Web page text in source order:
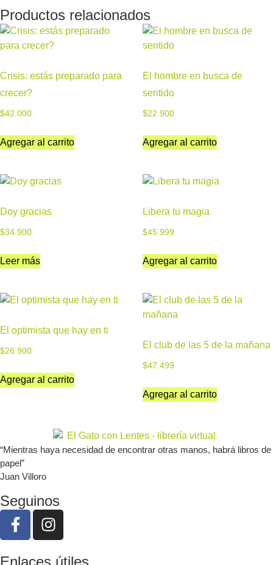
Productos relacionados
Crisis: estás preparado para
crecer?
$42.000
Agregar al carrito
El hombre en busca de
sentido
$22.900
Agregar al carrito
Doy gracias
$34.900
Leer más
Libera tu magia
$45.999
Agregar al carrito
El optimista que hay en ti
$26.900
Agregar al carrito
El club de las 5 de la mañana
$47.499
Agregar al carrito
“Mientras haya necesidad de encontrar otras manos, habrá libros de
papel”
Juan Villoro
Seguinos
Enlaces útiles